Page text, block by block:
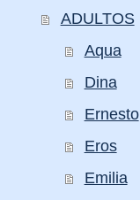
ADULTOS
Aqua
Dina
Ernesto
Eros
Emilia